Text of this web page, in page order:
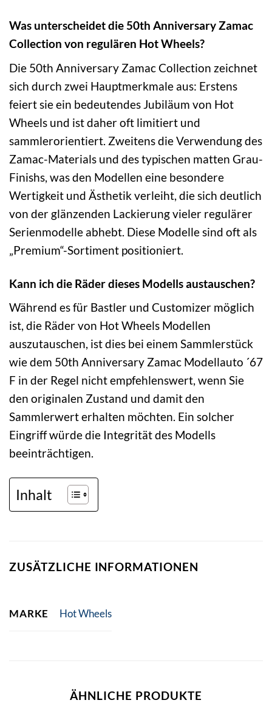
Was unterscheidet die 50th Anniversary Zamac
Collection von regulären Hot Wheels?
Die 50th Anniversary Zamac Collection zeichnet
sich durch zwei Hauptmerkmale aus: Erstens
feiert sie ein bedeutendes Jubiläum von Hot
Wheels und ist daher oft limitiert und
sammlerorientiert. Zweitens die Verwendung des
Zamac-Materials und des typischen matten Grau-
Finishs, was den Modellen eine besondere
Wertigkeit und Ästhetik verleiht, die sich deutlich
von der glänzenden Lackierung vieler regulärer
Serienmodelle abhebt. Diese Modelle sind oft als
„Premium“-Sortiment positioniert.
Kann ich die Räder dieses Modells austauschen?
Während es für Bastler und Customizer möglich
ist, die Räder von Hot Wheels Modellen
auszutauschen, ist dies bei einem Sammlerstück
wie dem 50th Anniversary Zamac Modellauto ´67
F in der Regel nicht empfehlenswert, wenn Sie
den originalen Zustand und damit den
Sammlerwert erhalten möchten. Ein solcher
Eingriff würde die Integrität des Modells
beeinträchtigen.
Inhalt
ZUSÄTZLICHE INFORMATIONEN
MARKE Hot Wheels
ÄHNLICHE PRODUKTE